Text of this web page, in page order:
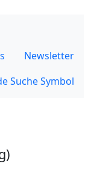
Newsletter